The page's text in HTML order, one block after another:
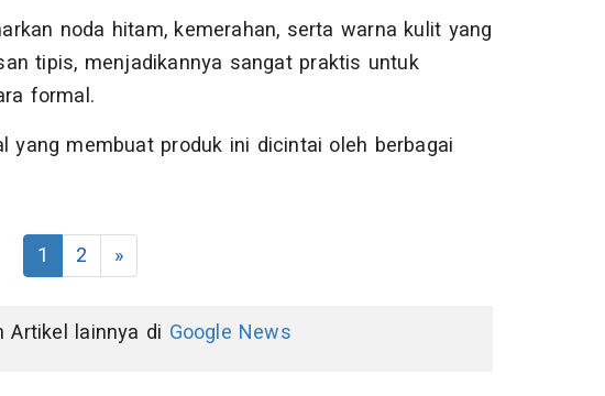
noda hitam, kemerahan, serta warna kulit yang
tipis, menjadikannya sangat praktis untuk
formal.
yang membuat produk ini dicintai oleh berbagai
1 2 »
Artikel lainnya di Google News